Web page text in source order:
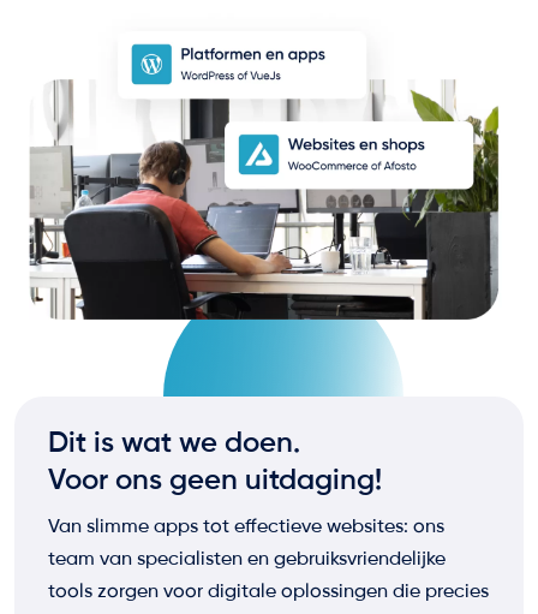
Contact
Dit is wat we doen.
Voor ons geen uitdaging!
Van slimme apps tot effectieve websites: ons
team van specialisten en gebruiksvriendelijke
tools zorgen voor digitale oplossingen die precies